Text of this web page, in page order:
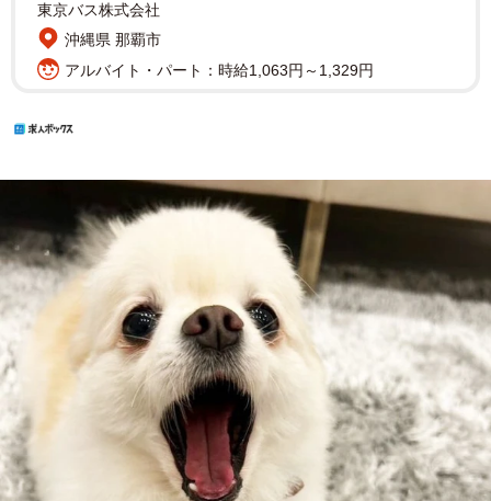
東京バス株式会社
沖縄県 那覇市
アルバイト・パート：時給1,063円～1,329円